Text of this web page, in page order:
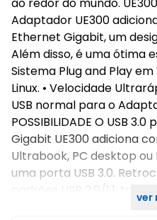
Adaptador UE300
Ethernet Gigabit, um
Além disso, é uma ótima
Sistema Plug and Play em
Linux. • Velocidade
USB normal para o
POSSIBILIDADE O USB
Gigabit UE300 adiciona
Ultrabook, PC desktop
uma porta USB 3.0.
padrões USB 2.0/1.1,
ver